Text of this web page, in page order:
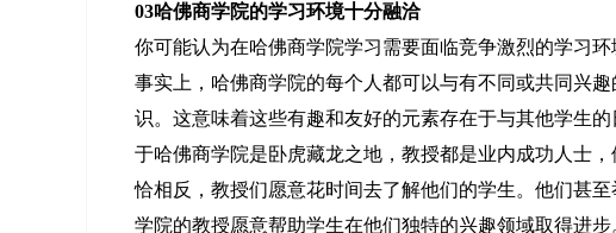
03哈佛商学院的学习环境十分融洽
你可能认为在哈佛商学院学习需要面临竞争激烈的学习
事实上，哈佛商学院的每个人都可以与有不同或共同兴
识。这意味着这些有趣和友好的元素存在于与其他学生
于哈佛商学院是卧虎藏龙之地，教授都是业内成功人士
恰相反，教授们愿意花时间去了解他们的学生。他们甚
学院的教授愿意帮助学生在他们独特的兴趣领域取得进步